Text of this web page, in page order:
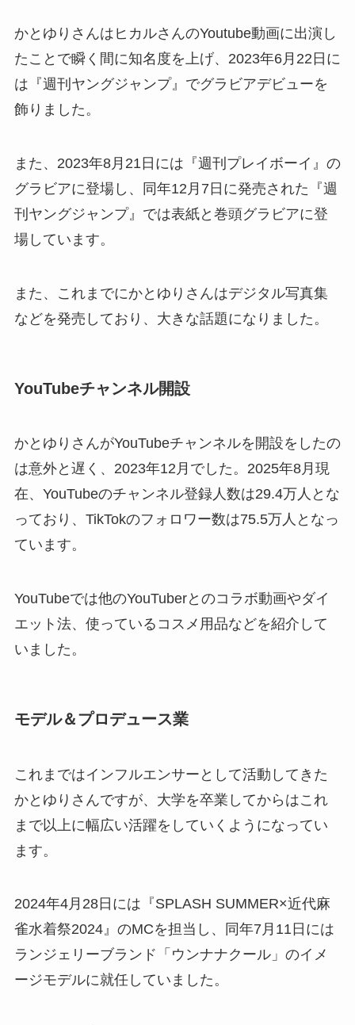
かとゆりさんはヒカルさんのYoutube動画に出演し
たことで瞬く間に知名度を上げ、2023年6月22日に
は『週刊ヤングジャンプ』でグラビアデビューを
飾りました。
また、2023年8月21日には『週刊プレイボーイ』の
グラビアに登場し、同年12月7日に発売された『週
刊ヤングジャンプ』では表紙と巻頭グラビアに登
場しています。
また、これまでにかとゆりさんはデジタル写真集
などを発売しており、大きな話題になりました。
YouTubeチャンネル開設
かとゆりさんがYouTubeチャンネルを開設をしたの
は意外と遅く、2023年12月でした。2025年8月現
在、YouTubeのチャンネル登録人数は29.4万人とな
っており、TikTokのフォロワー数は75.5万人となっ
ています。
YouTubeでは他のYouTuberとのコラボ動画やダイ
エット法、使っているコスメ用品などを紹介して
いました。
モデル＆プロデュース業
これまではインフルエンサーとして活動してきた
かとゆりさんですが、大学を卒業してからはこれ
まで以上に幅広い活躍をしていくようになってい
ます。
2024年4月28日には『SPLASH SUMMER×近代麻
雀水着祭2024』のMCを担当し、同年7月11日には
ランジェリーブランド「ウンナナクール」のイメ
ージモデルに就任していました。